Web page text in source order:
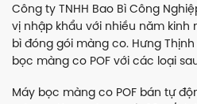
Công ty TNHH Bao Bì Công
vị nhập khẩu với nhiều năm kinh
bì đóng gói màng co. Hưng
bọc màng co POF với các loại
Máy bọc màng co POF bán tự